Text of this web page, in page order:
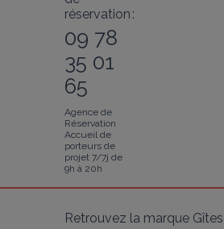
réservation :
09 78
35 01
65
Agence de
Réservation
Accueil de
porteurs de
projet 7/7j de
9h à 20h
Retrouvez la marque